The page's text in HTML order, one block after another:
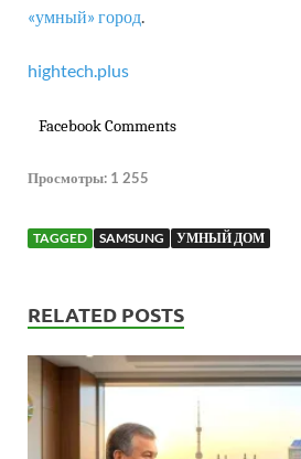
«умный» город.
hightech.plus
Facebook Comments
Просмотры: 1 255
TAGGED SAMSUNG УМНЫЙ ДОМ
RELATED POSTS